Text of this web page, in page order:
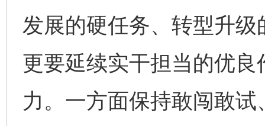
发展的硬任务、转型升
更要延续实干担当的优
力。一方面保持敢闯敢